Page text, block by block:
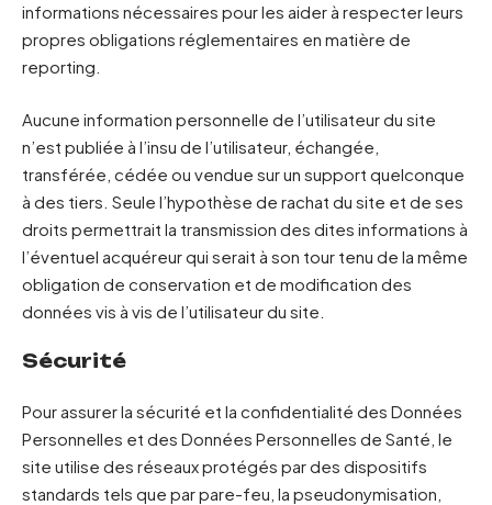
informations nécessaires pour les aider à respecter leurs
propres obligations réglementaires en matière de
reporting.
Aucune information personnelle de l’utilisateur du site
n’est publiée à l’insu de l’utilisateur, échangée,
transférée, cédée ou vendue sur un support quelconque
à des tiers. Seule l’hypothèse de rachat du site et de ses
droits permettrait la transmission des dites informations à
l’éventuel acquéreur qui serait à son tour tenu de la même
obligation de conservation et de modification des
données vis à vis de l’utilisateur du site.
Sécurité
Pour assurer la sécurité et la confidentialité des Données
Personnelles et des Données Personnelles de Santé, le
site utilise des réseaux protégés par des dispositifs
standards tels que par pare-feu, la pseudonymisation,